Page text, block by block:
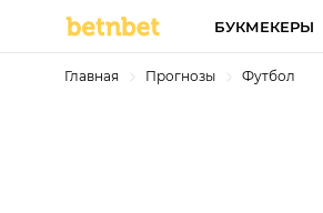
БУКМЕКЕРЫ
Главная Прогнозы Футбол